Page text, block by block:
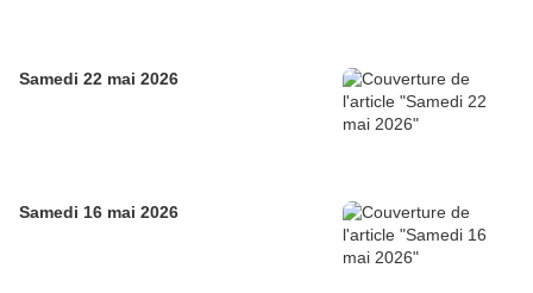
Samedi 22 mai 2026
Samedi 16 mai 2026